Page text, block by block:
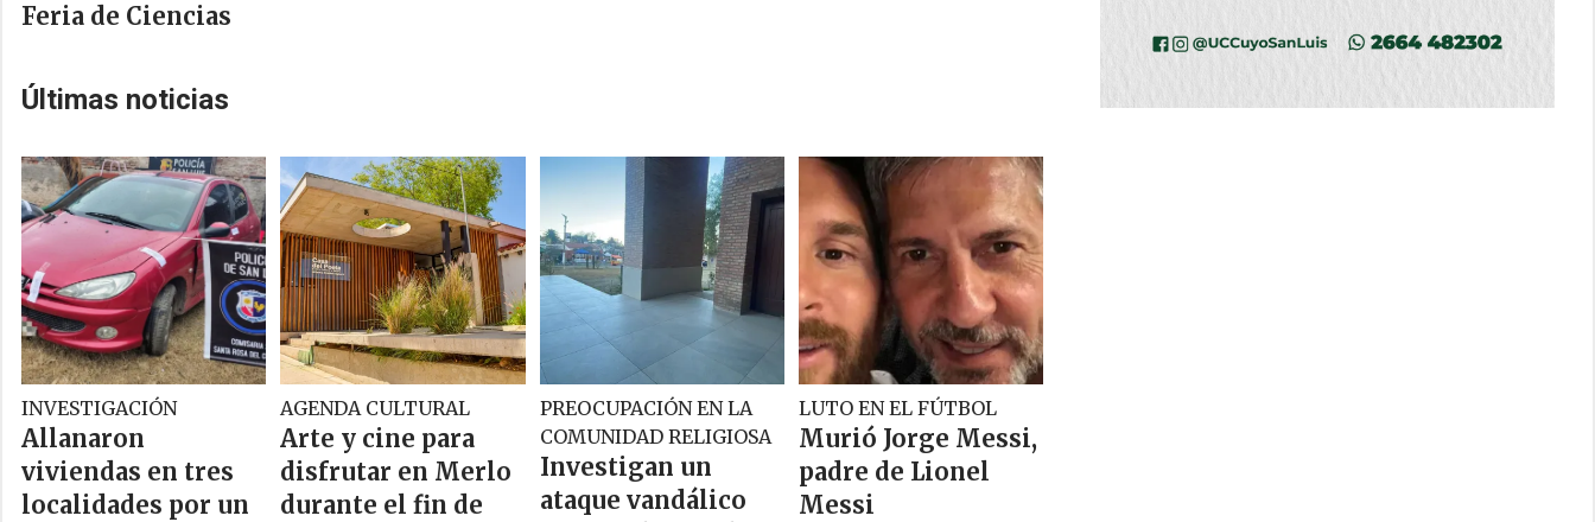
Feria de Ciencias
Últimas noticias
INVESTIGACIÓN
Allanaron
viviendas en tres
localidades por un
AGENDA CULTURAL
Arte y cine para
disfrutar en Merlo
durante el fin de
PREOCUPACIÓN EN LA
COMUNIDAD RELIGIOSA
Investigan un
ataque vandálico
LUTO EN EL FÚTBOL
Murió Jorge Messi,
padre de Lionel
Messi